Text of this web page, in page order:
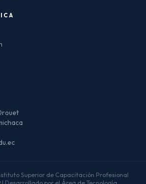
Superior de Capacitación Profesional